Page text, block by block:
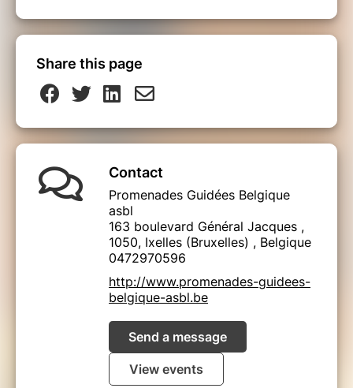
Share this page
Contact
Promenades Guidées Belgique
asbl
163 boulevard Général Jacques ,
1050, Ixelles (Bruxelles) , Belgique
0472970596
http://www.promenades-guidees-
belgique-asbl.be
Send a message
View events